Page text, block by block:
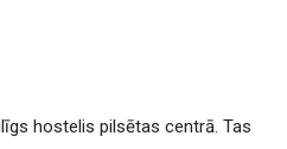
hostelis pilsētas centrā. Tas